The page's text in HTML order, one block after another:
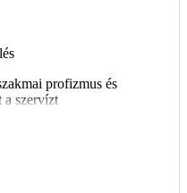
profizmus és
a szervízt